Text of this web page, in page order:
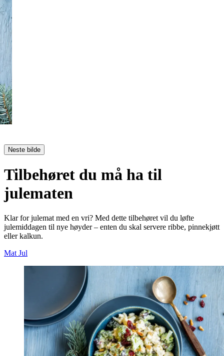
Neste bilde
Tilbehøret du må ha til
julematen
Klar for julemat med en vri? Med dette tilbehøret vil du løfte
julemiddagen til nye høyder – enten du skal servere ribbe, pinnekjøtt
eller kalkun.
Mat Jul